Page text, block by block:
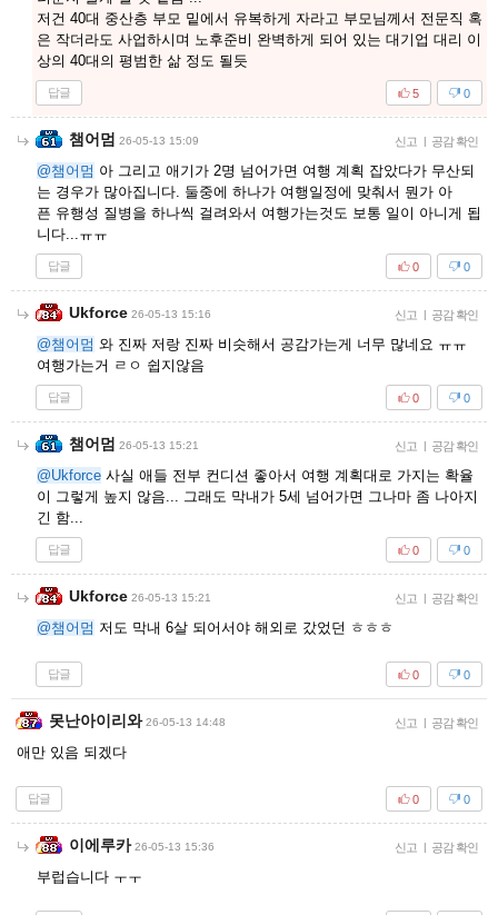
저건 40대 중산층 부모 밑에서 유복하게 자라고 부모님께서 전문직 혹
은 작더라도 사업하시며 노후준비 완벽하게 되어 있는 대기업 대리 이
상의 40대의 평범한 삶 정도 될듯
답글 0
5
챔어멈 26-05-13 15:09 신고 | 공감 확인
@챔어멈 아 그리고 애기가 2명 넘어가면 여행 계획 잡았다가 무산되
는 경우가 많아집니다. 둘중에 하나가 여행일정에 맞춰서 뭔가 아
픈 유행성 질병을 하나씩 걸려와서 여행가는것도 보통 일이 아니게 됩
니다...ㅠㅠ
답글 0
0
Ukforce 26-05-13 15:16 신고 | 공감 확인
@챔어멈 와 진짜 저랑 진짜 비슷해서 공감가는게 너무 많네요 ㅠㅠ
여행가는거 ㄹㅇ 쉽지않음
답글 0
0
챔어멈 26-05-13 15:21 신고 | 공감 확인
@Ukforce 사실 애들 전부 컨디션 좋아서 여행 계획대로 가지는 확율
이 그렇게 높지 않음... 그래도 막내가 5세 넘어가면 그나마 좀 나아지
긴 함...
답글 0
0
Ukforce 26-05-13 15:21 신고 | 공감 확인
@챔어멈 저도 막내 6살 되어서야 해외로 갔었던 ㅎㅎㅎ
답글 0
0
못난아이리와 26-05-13 14:48 신고 | 공감 확인
애만 있음 되겠다
답글 0
0
이에루카 26-05-13 15:36 신고 | 공감 확인
부럽습니다 ㅜㅜ